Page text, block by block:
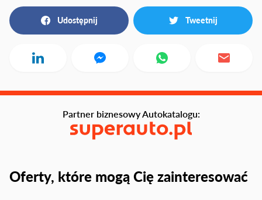
Udostępnij Tweetnij
Oferty, które mogą Cię zainteresować
Partner biznesowy Autokatalogu: